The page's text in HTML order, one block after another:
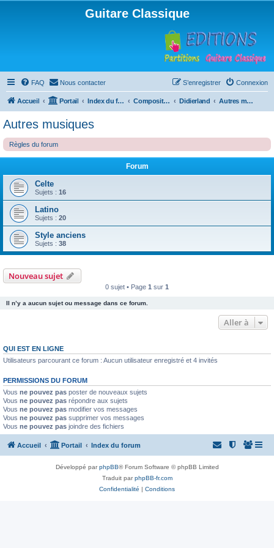
Guitare Classique
FAQ Nous contacter Connexion
S’enregistrer
Accueil Portail Index du forum Compositions Didierland Autres musiques
Autres musiques
Règles du forum
Forum
Celte
Sujets : 16
Latino
Sujets : 20
Style anciens
Sujets : 38
Nouveau sujet
0 sujet • Page 1 sur 1
Il n’y a aucun sujet ou message dans ce forum.
Aller à
QUI EST EN LIGNE
Utilisateurs parcourant ce forum : Aucun utilisateur enregistré et 4 invités
PERMISSIONS DU FORUM
Vous ne pouvez pas poster de nouveaux sujets
Vous ne pouvez pas répondre aux sujets
Vous ne pouvez pas modifier vos messages
Vous ne pouvez pas supprimer vos messages
Vous ne pouvez pas joindre des fichiers
Accueil Portail Index du forum
Développé parphpBB® Forum Software © phpBB Limited
Traduit parphpBB-fr.com
Confidentialité | Conditions